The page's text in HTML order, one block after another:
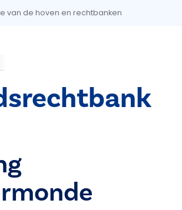
inhoud gaan
van de hoven en rechtbanken